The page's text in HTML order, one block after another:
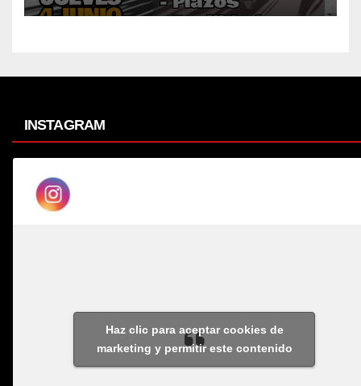
INSTAGRAM
Haz clic para aceptar cookies de
marketing y permitir este contenido